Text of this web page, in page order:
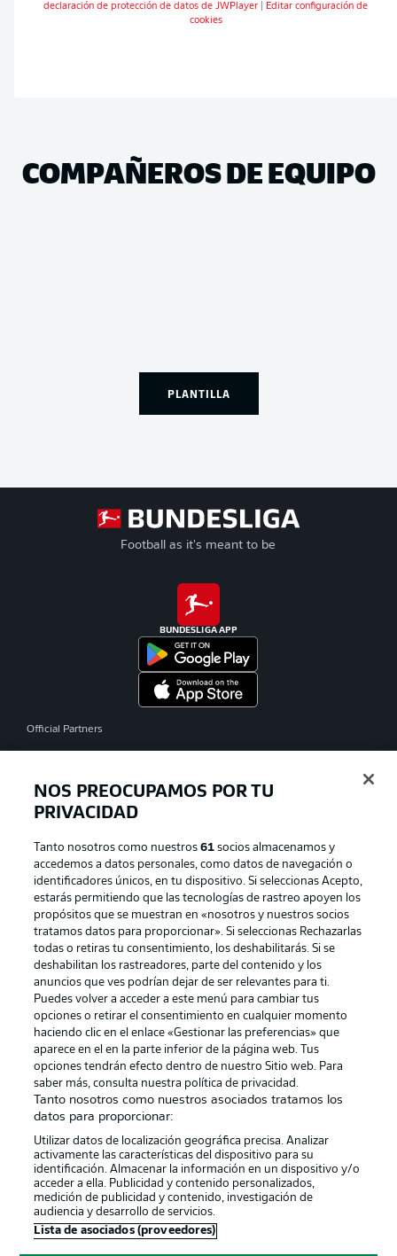
declaración de protección de datos de JWPlayer
Editar configuración de
cookies
COMPAÑEROS DE EQUIPO
PLANTILLA
Football as it's meant to be
BUNDESLIGA APP
Official Partners
Publicidad Aviso legal
Gestionar las preferencias Declaracion de privacidad
Canales Trabajos
Jugadores Condiciones de uso
Sello Editorial Contacto
© 2026 Bundesliga-Gruppe GmbH
NOS PREOCUPAMOS POR TU
PRIVACIDAD
Tanto nosotros como nuestros61 socios almacenamos y
accedemos a datos personales, como datos de navegación o
identificadores únicos, en tu dispositivo. Si seleccionas Acepto,
estarás permitiendo que las tecnologías de rastreo apoyen los
propósitos que se muestran en «nosotros y nuestros socios
tratamos datos para proporcionar». Si seleccionas Rechazarlas
todas o retiras tu consentimiento, los deshabilitarás. Si se
deshabilitan los rastreadores, parte del contenido y los
anuncios que ves podrían dejar de ser relevantes para ti.
Puedes volver a acceder a este menú para cambiar tus
opciones o retirar el consentimiento en cualquier momento
haciendo clic en el enlace «Gestionar las preferencias» que
aparece en el en la parte inferior de la página web. Tus
opciones tendrán efecto dentro de nuestro Sitio web. Para
saber más, consulta nuestra política de privacidad.
Tanto nosotros como nuestros asociados tratamos los
datos para proporcionar:
Utilizar datos de localización geográfica precisa. Analizar
activamente las características del dispositivo para su
identificación. Almacenar la información en un dispositivo y/o
acceder a ella. Publicidad y contenido personalizados,
medición de publicidad y contenido, investigación de
audiencia y desarrollo de servicios.
Lista de asociados (proveedores)